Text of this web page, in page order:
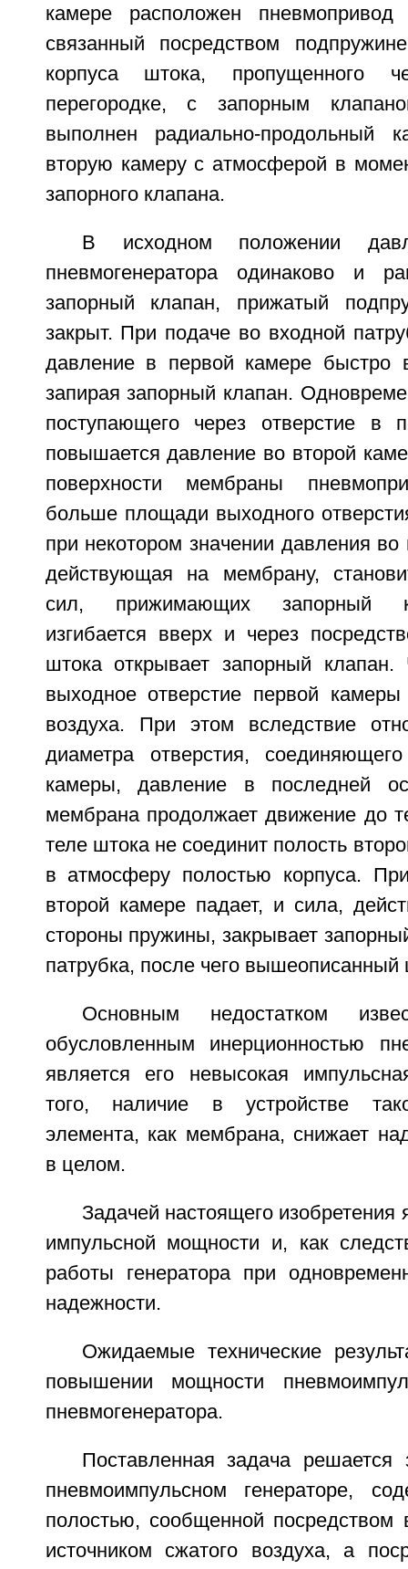
камере расположен пневмопривод
связанный посредством
корпуса штока, пропущенного
перегородке, с запорным
выполнен радиально-продольный
вторую камеру с атмосферой в
запорного клапана.
В исходном положении
пневмогенератора одинаково и
запорный клапан, прижатый
закрыт. При подаче во входной
давление в первой камере быстро
запирая запорный клапан.
поступающего через отверстие в
повышается давление во второй
поверхности мембраны
больше площади выходного
при некотором значении давления
действующая на мембрану,
сил, прижимающих запорный
изгибается вверх и через
штока открывает запорный клапан.
выходное отверстие первой
воздуха. При этом вследствие
диаметра отверстия,
камеры, давление в последней
мембрана продолжает движение до
теле штока не соединит полость
в атмосферу полостью корпуса.
второй камере падает, и сила,
стороны пружины, закрывает
патрубка, после чего вышеописанный
Основным недостатком
обусловленным инерционностью
является его невысокая
того, наличие в устройстве
элемента, как мембрана, снижает
в целом.
Задачей настоящего
импульсной мощности и, как
работы генератора при
надежности.
Ожидаемые технические
повышении мощности
пневмогенератора.
Поставленная задача
пневмоимпульсном генераторе,
полостью, сообщенной посредством
источником сжатого воздуха, а